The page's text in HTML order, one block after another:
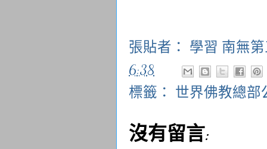
張貼者： 學習 南無
6:38
標籤： 世界佛教總部
沒有留言: